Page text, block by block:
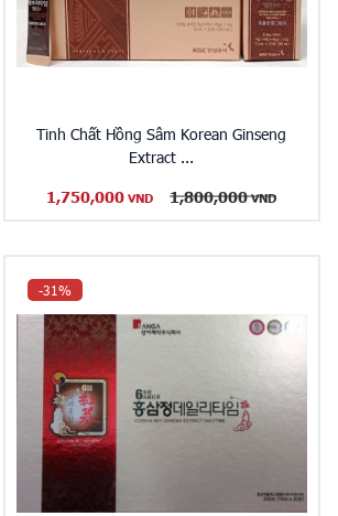
Tinh Chất Hồng Sâm Korean Ginseng
Extract ...
1,750,000 VND 1,800,000 VND
-31%